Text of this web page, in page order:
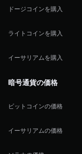
ドージコインを購入
ライトコインを購入
イーサリアムを購入
暗号通貨の価格
ビットコインの価格
イーサリアムの価格